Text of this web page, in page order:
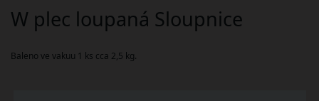
Baleno ve vakuu 1 ks cca 2,5 kg.
W plec loupaná Sloupnice